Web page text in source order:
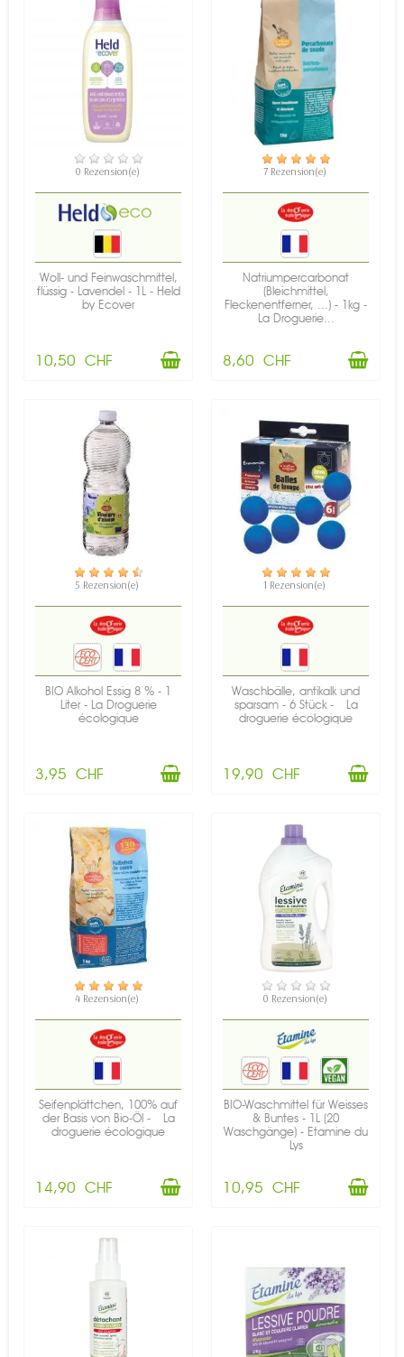
VERFÜGBAR
0 Rezension(e)
Woll- und Feinwaschmittel,
flüssig - Lavendel - 1L - Held
by Ecover
10,50 CHF
VERFÜGBAR
7 Rezension(e)
Natriumpercarbonat
(Bleichmittel,
Fleckenentferner, ...) - 1kg -
La Droguerie...
8,60 CHF
VERFÜGBAR
5 Rezension(e)
BIO Alkohol Essig 8 % - 1
Liter - La Droguerie
écologique
3,95 CHF
VERFÜGBAR
1 Rezension(e)
Waschbälle, antikalk und
sparsam - 6 Stück - La
droguerie écologique
19,90 CHF
VERFÜGBAR
4 Rezension(e)
Seifenplättchen, 100% auf
der Basis von Bio-Öl - La
droguerie écologique
14,90 CHF
VERFÜGBAR
0 Rezension(e)
BIO-Waschmittel für Weisses
& Buntes - 1L (20
Waschgänge) - Etamine du
Lys
10,95 CHF